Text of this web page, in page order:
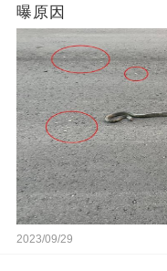
曝原因
2023/09/29